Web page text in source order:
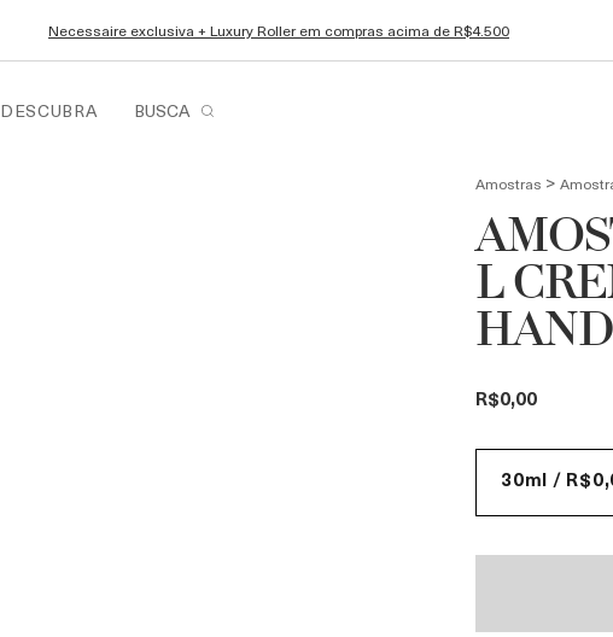
Necessaire exclusiva + Luxury Roller em compras acima de R$4.500
DESCUBRA BUSCA
Amostras >
L
R$0,00
30ml /